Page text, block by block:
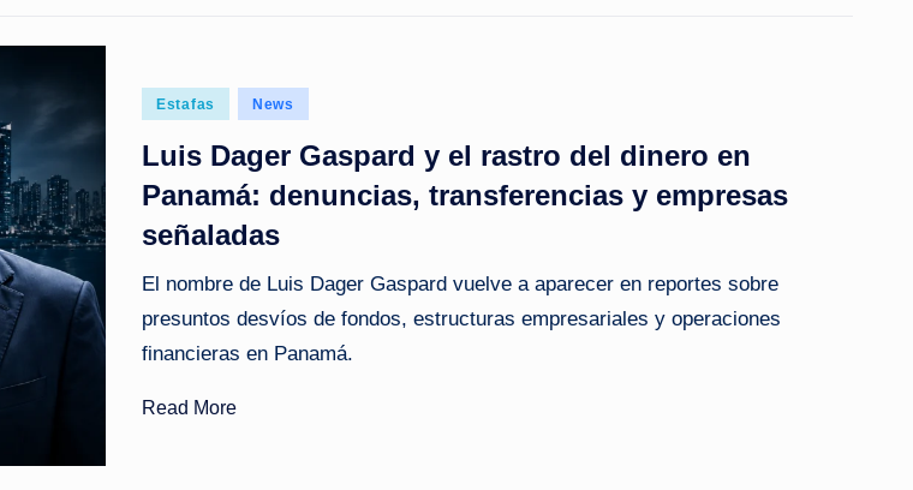
t
Posted
Estafas News
Luis Dager Gaspard y el rastro del dinero en
Panamá: denuncias, transferencias y empresas
señaladas
El nombre de Luis Dager Gaspard vuelve a aparecer en reportes sobre
presuntos desvíos de fondos, estructuras empresariales y operaciones
financieras en Panamá.
Read More